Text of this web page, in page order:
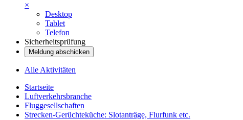
×
Desktop
Tablet
Telefon
Sicherheitsprüfung
Meldung abschicken
Alle Aktivitäten
Startseite
Luftverkehrsbranche
Fluggesellschaften
Strecken-Gerüchteküche: Slotanträge, Flurfunk etc.